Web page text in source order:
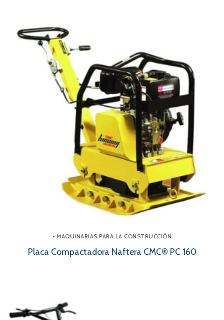
• MAQUINARIAS PARA LA CONSTRUCCIÓN
Placa Compactadora Naftera CMC® PC 160